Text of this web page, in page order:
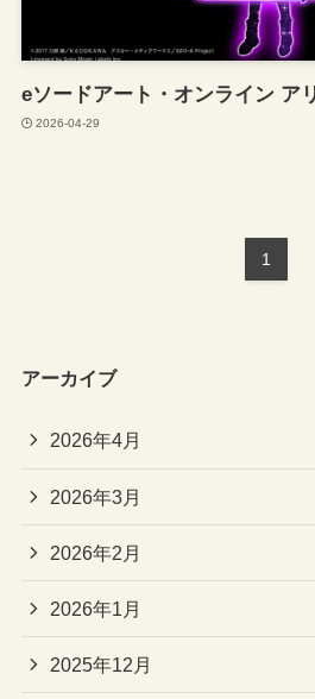
eソードアート・オンライン ア
2026-04-29
1
アーカイブ
2026年4月
2026年3月
2026年2月
2026年1月
2025年12月